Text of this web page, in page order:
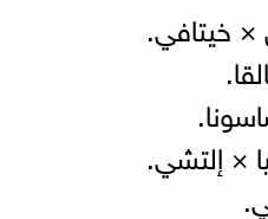
× خيتافي.
× إلتشي.